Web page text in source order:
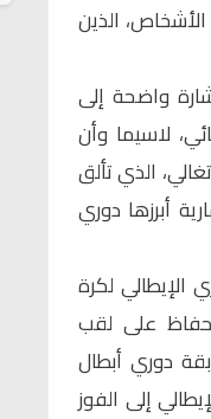
الذين
واضحة إلى
لاسيما وأن
الذي تألق
أبرزها دوري
الإيطالي لكرة
على لقب
دوري أبطال
إلى الفوز